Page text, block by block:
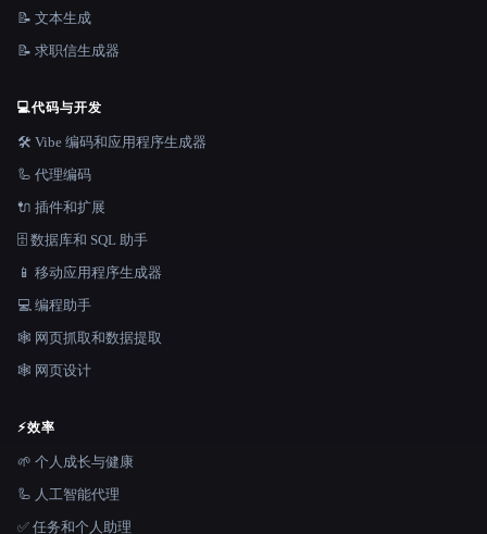
📝 文本生成
📝 求职信生成器
💻代码与开发
🛠️ Vibe 编码和应用程序生成器
🦾 代理编码
🔌 插件和扩展
🗄️ 数据库和 SQL 助手
📱 移动应用程序生成器
💻 编程助手
🕸️ 网页抓取和数据提取
🕸 网页设计
⚡效率
🌱 个人成长与健康
🦾 人工智能代理
✅ 任务和个人助理